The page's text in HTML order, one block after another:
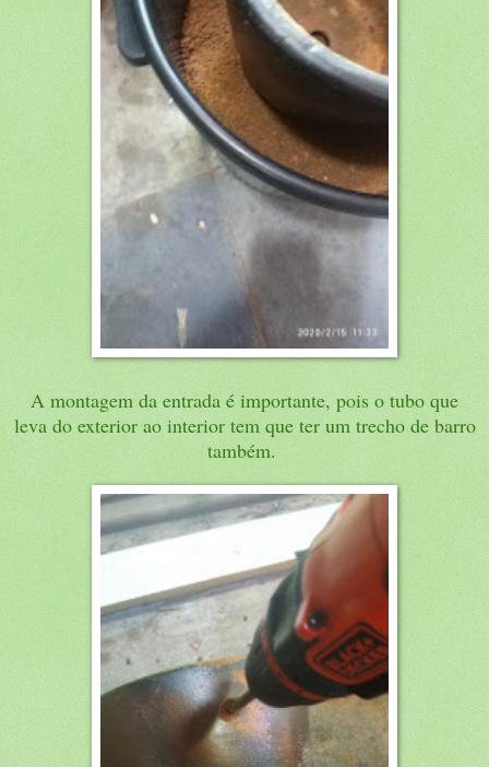
A montagem da entrada é importante, pois o tubo que
leva do exterior ao interior tem que ter um trecho de barro
também.